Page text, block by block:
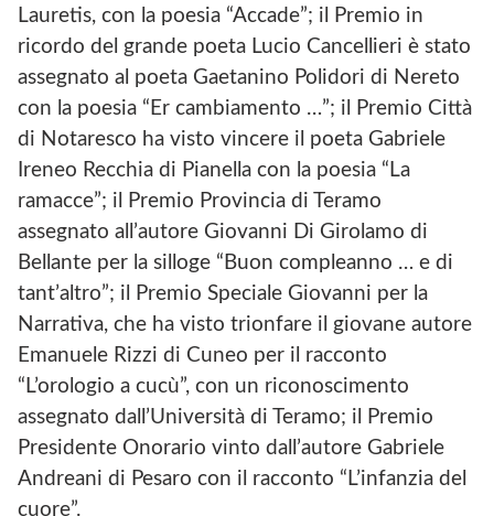
Lauretis, con la poesia “Accade”; il Premio in
ricordo del grande poeta Lucio Cancellieri è stato
assegnato al poeta Gaetanino Polidori di Nereto
con la poesia “Er cambiamento …”; il Premio Città
di Notaresco ha visto vincere il poeta Gabriele
Ireneo Recchia di Pianella con la poesia “La
ramacce”; il Premio Provincia di Teramo
assegnato all’autore Giovanni Di Girolamo di
Bellante per la silloge “Buon compleanno … e di
tant’altro”; il Premio Speciale Giovanni per la
Narrativa, che ha visto trionfare il giovane autore
Emanuele Rizzi di Cuneo per il racconto
“L’orologio a cucù”, con un riconoscimento
assegnato dall’Università di Teramo; il Premio
Presidente Onorario vinto dall’autore Gabriele
Andreani di Pesaro con il racconto “L’infanzia del
cuore”.